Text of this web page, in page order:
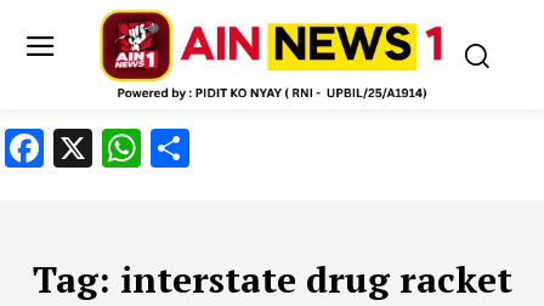
Facebook
X WhatsApp
Tag: interstate drug racket